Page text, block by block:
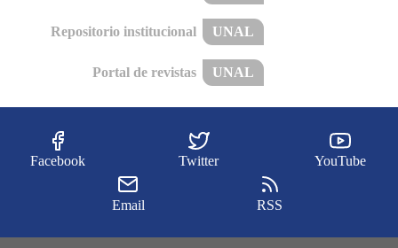
Repositorio institucional UNAL
Portal de revistas UNAL
Facebook Twitter YouTube
Email RSS